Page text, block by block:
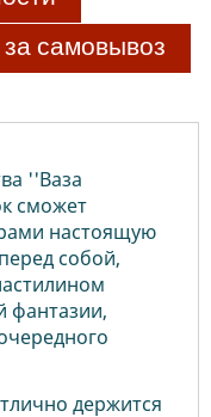
самовывоз
''Ваза
сможет
настоящую
собой,
фантазии,
держится